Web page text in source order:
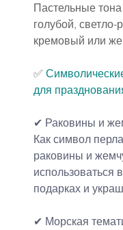
Пастельные
голубой, светло-
кремовый или
✅
для
✔ Раковины и
Как символ
раковины и
использоваться
подарках и
✔ Морская